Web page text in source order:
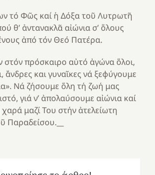
τό Φῶς καί ἡ Δόξα τοῦ Λυτρωτῆ
θ’ ἀντανακλᾶ αἰώνια σ’ ὅλους
ἀπό τόν Θεό Πατέρα.
στόν πρόσκαιρο αὐτό ἀγώνα ὅλοι,
ἄνδρες και γυναῖκες νά ξεφύγουμε
Νά ζήσουμε ὅλη τή ζωή μας
γιά ν’ ἀπολαύσουμε αἰώνια καί
μαζί Του στήν ἀτελείωτη